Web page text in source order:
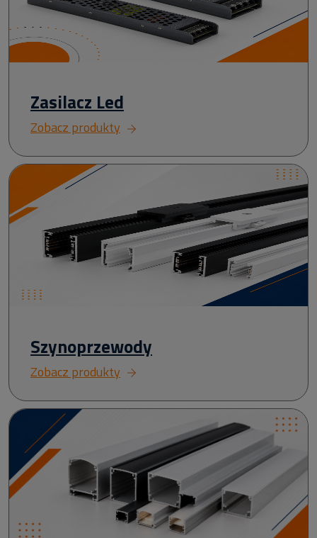
Zasilacz Led
Zobacz produkty
Szynoprzewody
Zobacz produkty